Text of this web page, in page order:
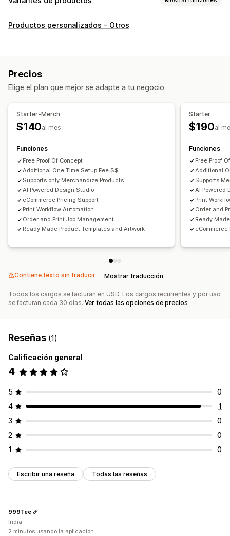
Personalización
Vista previa
Visualización de variantes
Precios
Fijación de precios condicional
Precios personalizados
Cargos de configuración
Productos personalizados - Otros
Precios
Elige el plan que mejor se adapte a tu negocio.
Starter-Merch
$140al mes
Funciones
Free Proof Of Concept
Additional One Time Setup Fee $$
Supports only Merchandize Products
AI Powered Design Studio
eCommerce Pricing Support
Print Workflow Automation
Order and Print Job Management
Ready Made Product Templates and Artwork
Starter
$190al
Funciones
Free Proof
Additional
Supports
AI Powered
Print
Order and
Ready
Contiene texto sin traducir Mostrar traducción
Todos los cargos se facturan en USD. Los cargos recurrentes y por uso
se facturan cada 30 días. Ver todas las opciones de precios
Reseñas (1)
Calificación general
4
5
0
4
1
3
0
2
0
1
0
Escribir una reseña Todas las reseñas
999Tee
India
2 minutos usando la aplicación